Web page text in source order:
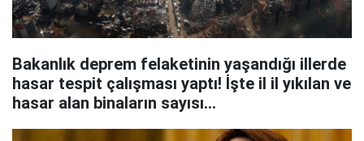
Bakanlık deprem felaketinin yaşandığı illerde
hasar tespit çalışması yaptı! İşte il il yıkılan ve
hasar alan binaların sayısı...